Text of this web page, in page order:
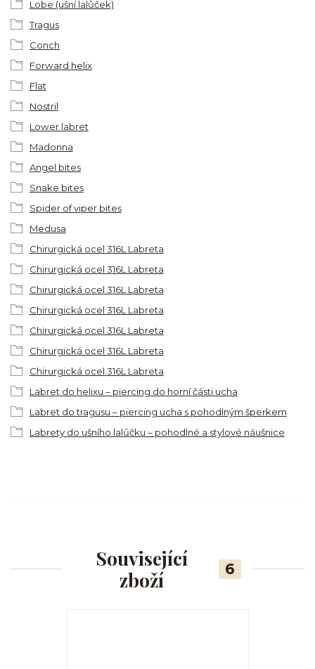
Lobe (ušní lalůček)
Tragus
Conch
Forward helix
Flat
Nostril
Lower labret
Madonna
Angel bites
Snake bites
Spider of viper bites
Medusa
Chirurgická ocel 316L Labreta
Chirurgická ocel 316L Labreta
Chirurgická ocel 316L Labreta
Chirurgická ocel 316L Labreta
Chirurgická ocel 316L Labreta
Chirurgická ocel 316L Labreta
Chirurgická ocel 316L Labreta
Labret do helixu – piercing do horní části ucha
Labret do tragusu – piercing ucha s pohodlným šperkem
Labrety do ušního lalůčku – pohodlné a stylové náušnice
Související
zboží
6